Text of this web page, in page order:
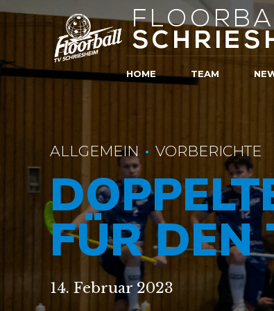
HOME TEAM
ALLGEMEIN VORBERICHTE
FÜR DEN
14. Februar 2023